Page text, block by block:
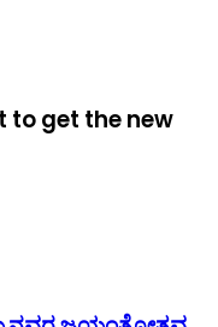
to get the new